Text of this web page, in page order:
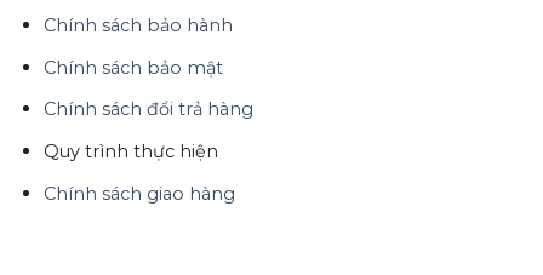
Chính sách bảo hành
Chính sách bảo mật
Chính sách đổi trả hàng
Quy trình thực hiện
Chính sách giao hàng